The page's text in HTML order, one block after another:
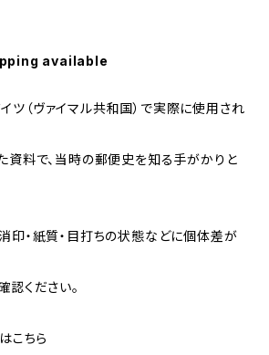
available
ツ（ヴァイマル共和国）で実際に使用され
資料で、当時の郵便史を知る手がかりと
印・紙質・目打ちの状態などに個体差が
ください。
こちら